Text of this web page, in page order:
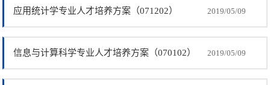
应用统计学专业人才培养方案（071202） 2019/05/09
信息与计算科学专业人才培养方案（070102） 2019/05/09